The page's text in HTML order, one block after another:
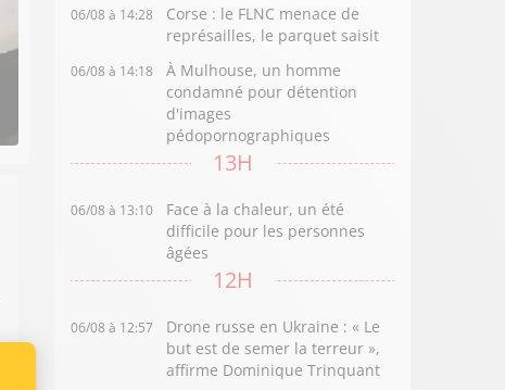
06/08 à 14:28
Corse : le FLNC menace de
représailles, le parquet saisit
06/08 à 14:18
À Mulhouse, un homme
condamné pour détention
d'images
pédopornographiques
13H
06/08 à 13:10
Face à la chaleur, un été
difficile pour les personnes
âgées
12H
06/08 à 12:57
Drone russe en Ukraine : « Le
but est de semer la terreur »,
affirme Dominique Trinquant